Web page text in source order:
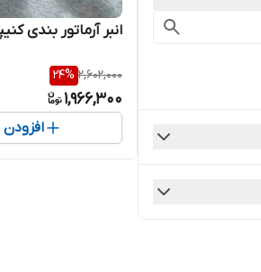
انبر آرماتور بندی
2,602,000
24%
1,966,300